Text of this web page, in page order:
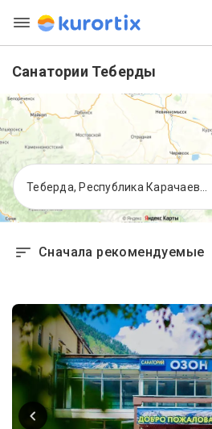
Санатории Теберды
Сначала рекомендуемые